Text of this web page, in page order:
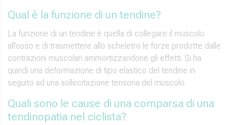
Qual è la funzione di un tendine?
La funzione di un tendine è quella di collegare il muscolo
all’osso e di trasmettere allo scheletro le forze prodotte dalle
contrazioni muscolari ammortizzandone gli effetti. Si ha
quindi una deformazione di tipo elastico del tendine in
seguito ad una sollecitazione tensoria del muscolo.
Quali sono le cause di una comparsa di una
tendinopatia nel ciclista?